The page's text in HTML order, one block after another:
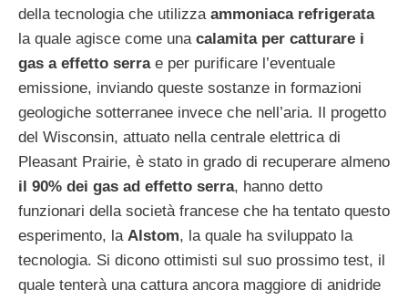
della tecnologia che utilizza ammoniaca refrigerata
la quale agisce come unacalamita per catturare i
gas a effetto serrae per purificare l’eventuale
emissione, inviando queste sostanze in formazioni
geologiche sotterranee invece che nell’aria. Il progetto
del Wisconsin, attuato nella centrale elettrica di
Pleasant Prairie, è stato in grado di recuperare almeno
il 90% dei gas ad effetto serra, hanno detto
funzionari della società francese che ha tentato questo
esperimento, la Alstom, la quale ha sviluppato la
tecnologia. Si dicono ottimisti sul suo prossimo test, il
quale tenterà una cattura ancora maggiore di anidride